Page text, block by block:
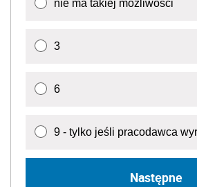
nie ma takiej możliwości
3
6
9 - tylko jeśli pracodawca
Następne